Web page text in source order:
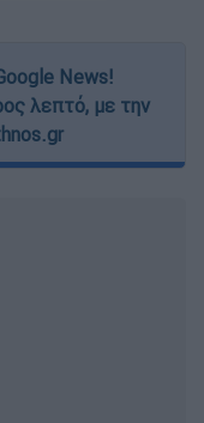
News!
λεπτό, με την